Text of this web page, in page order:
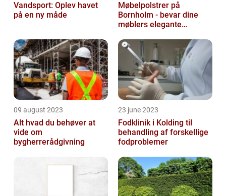
Vandsport: Oplev havet
på en ny måde
Møbelpolstrer på
Bornholm - bevar dine
møblers elegante
09 august 2023
Alt hvad du behøver at
vide om
bygherrerådgivning
23 june 2023
Fodklinik i Kolding til
behandling af forskellige
fodproblemer